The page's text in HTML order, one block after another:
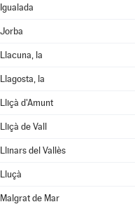
Igualada
Jorba
Llacuna, la
Llagosta, la
Lliçà d'Amunt
Lliçà de Vall
Llinars del Vallès
Lluçà
Malgrat de Mar